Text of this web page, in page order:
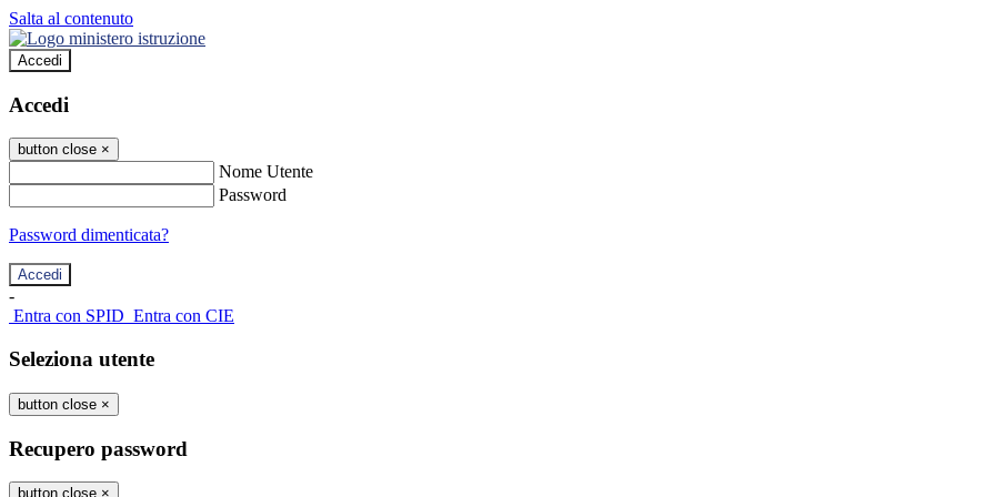
Salta al contenuto
Accedi
Accedi
button close ×
Nome Utente
Password
Password dimenticata?
-
Entra con SPID Entra con CIE
Seleziona utente
button close ×
Recupero password
button close ×